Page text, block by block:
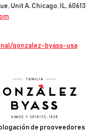
Unit A. Chicago, IL, 60613
gonzalez-byass-usa
de prooveedores